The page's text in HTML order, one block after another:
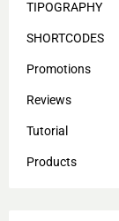
TIPOGRAPHY
SHORTCODES
Promotions
Reviews
Tutorial
Products